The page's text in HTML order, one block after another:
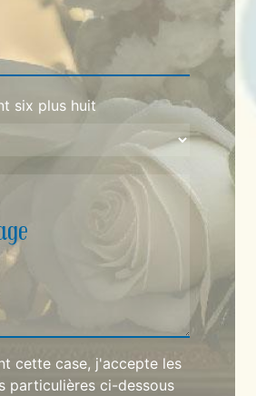
six plus huit
cette case, j'accepte les
particulières ci-dessous